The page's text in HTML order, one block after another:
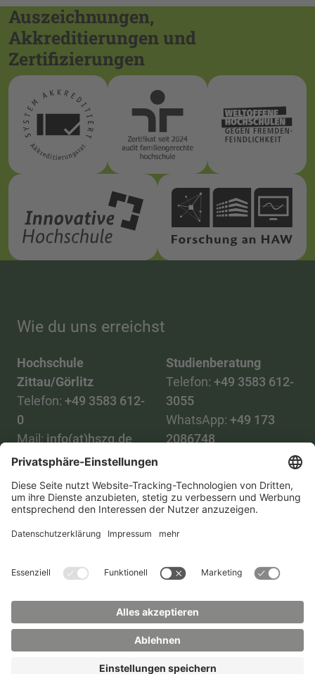
Auszeichnungen,
Akkreditierungen und
Zertifizierungen
Wie du uns erreichst
Hochschule
Zittau/Görlitz
Telefon: +49 3583 612-
0
Mail: info(at)hszg.de
Studienberatung
Telefon: +49 3583 612-
3055
WhatsApp: +49 173
2086748
Alle StudiengängeDatenschutz
ImpressumBarrierefreiheitPresse